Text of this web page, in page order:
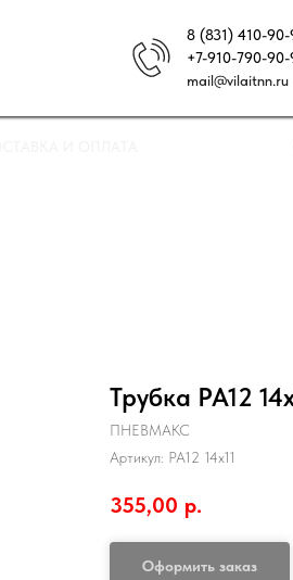
8 (831) 410-
+7-910-790-
mail@vilaitnn.ru
Трубка РА12
ПНЕВМАКС
Артикул: РА12 14х11
355,00 р.
Оформить заказ